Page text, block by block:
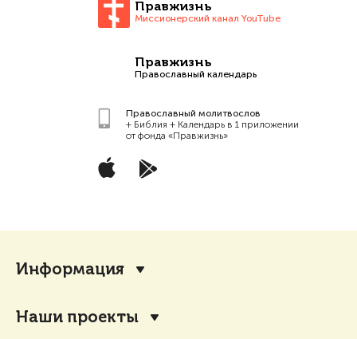
Правжизнь
Миссионерский канал YouTube
Правжизнь
Православный календарь
Православный молитвослов
+ Библия + Календарь в 1 приложении
от фонда «Правжизнь»
Информация
Наши проекты